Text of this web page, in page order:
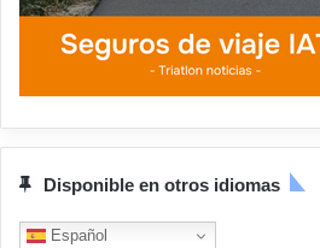
Disponible en otros idiomas
Español